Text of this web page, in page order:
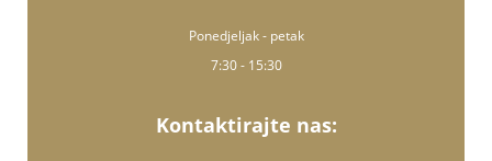
Ponedjeljak - petak
7:30 - 15:30
Kontaktirajte nas: